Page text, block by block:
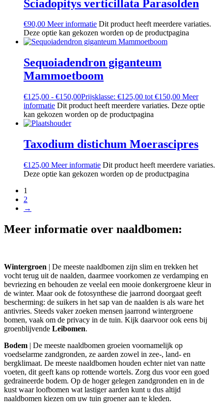
Sciadopitys verticillata Parasolden
€90,00 Meer informatie Dit product heeft meerdere variaties.
Deze optie kan gekozen worden op de productpagina
Sequoiadendron giganteum
Mammoetboom
€125,00 - €150,00Prijsklasse: €125,00 tot €150,00 Meer
informatie Dit product heeft meerdere variaties. Deze optie
kan gekozen worden op de productpagina
Taxodium distichum Moerascipres
€125,00 Meer informatie Dit product heeft meerdere variaties.
Deze optie kan gekozen worden op de productpagina
1
2
→
Meer informatie over naaldbomen:
Wintergroen | De meeste naaldbomen zijn slim en trekken het
vocht terug uit de naalden, daarmee voorkomen ze verdamping en
bevriezing en behouden ze veelal een mooie donkergroene kleur in
de winter. Maar ook de fotosynthese die jaarrond doorgaat geeft
bescherming: de suikers in het sap van de naalden is als ware het
antivries. Steeds vaker zoeken mensen jaarrond wintergroene
bomen, vaak om de privacy in de tuin. Kijk daarvoor ook eens bij
groenblijvende Leibomen.
Bodem | De meeste naaldbomen groeien voornamelijk op
voedselarme zandgronden, ze aarden zowel in zee-, land- en
bergklimaat. De meeste naaldbomen houden echter niet van natte
voeten, dit geeft kans op rottende wortels. Zorg dus voor een goed
gedraineerde bodem. Op de hoger gelegen zandgronden en in de
kust waar loofbomen wat lastiger aarden kunt u dus altijd
naaldbomen kiezen om uw tuin groener aan te kleden.